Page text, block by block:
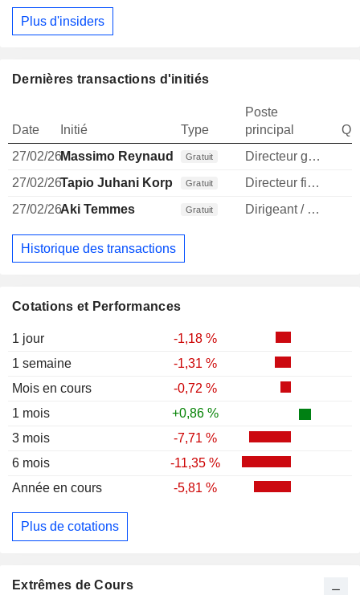
Cotations et Performances
1 jour
-1,18 %
1 semaine
-1,31 %
Mois en cours
-0,72 %
1 mois
+0,86 %
3 mois
-7,71 %
6 mois
-11,35 %
Année en cours
-5,81 %
Plus de cotations
Extrêmes de Cours
Plus d'insiders
Dernières transactions d'initiés
Date Initié Type
Poste
principal
27/02/26Massimo Reynaudo Gratuit Directeur general
27/02/26Tapio Juhani Korpeinen
Gratuit Directeur financier
27/02/26Aki Temmes Gratuit Dirigeant / cadre principal
Historique des transactions